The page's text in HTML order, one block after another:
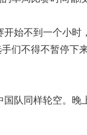
始不到一个小时
们不得不暂停下
队同样轮空。晚